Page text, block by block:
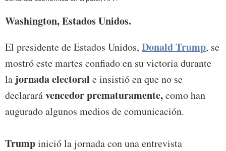
Washington, Estados Unidos.
El presidente de Estados Unidos, Donald Trump, se
mostró este martes confiado en su victoria durante
la jornada electoral e insistió en que no se
declararávencedor prematuramente,como han
augurado algunos medios de comunicación.
Trumpinició la jornada con una entrevista